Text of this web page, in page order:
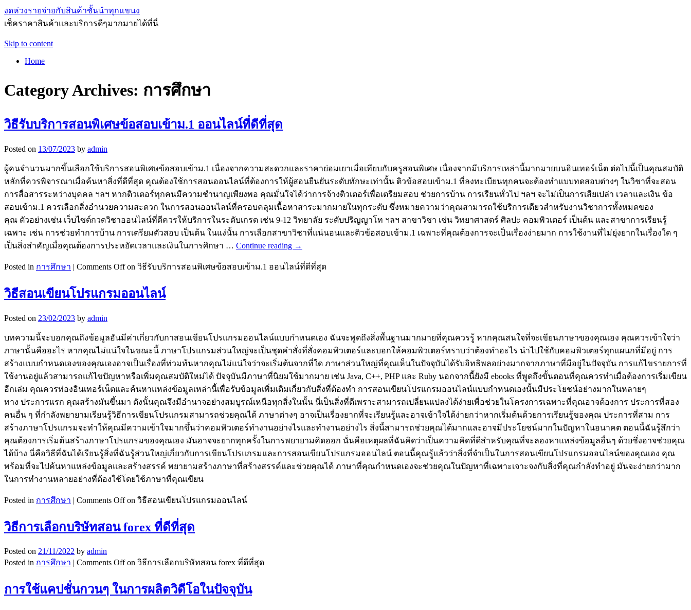
งดห่วงรายจ่ายกับสินค้าชั้นนำทุกแขนง
เช็คราคาสินค้าและบริการดีๆมากมายได้ที่นี่
Skip to content
Home
Category Archives: การศึกษา
วิธีรับบริการสอนพิเศษข้อสอบเข้าม.1 ออนไลน์ที่ดีที่สุด
Posted on 13/07/2023 by admin
ผู้คนจำนวนมากขึ้นเลือกใช้บริการสอนพิเศษข้อสอบเข้าม.1 เนื่องจากความสะดวกและราคาย่อมเยาเมื่อเทียบกับครูสอนพิเศษ เนื่องจากมีบริการเหล่านี้มากมายบนอินเทอร์เน็ต ต่อไปนี้เป็นคุณสมบัติ
หลักที่ควรพิจารณาเมื่อค้นหาสิ่งที่ดีที่สุด คุณต้องใช้การสอนออนไลน์ที่ต้องการให้ผู้สอนยืนยันระดับทักษะเท่านั้น ติวข้อสอบเข้าม.1 ที่ลงทะเบียนทุกคนจะต้องทำแบบทดสอบต่างๆ ในวิชาที่จะสอน
การสื่อสารระหว่างบุคคล ฯลฯ หากติวเตอร์ทุกคนมีความชำนาญเพียงพอ คุณมั่นใจได้ว่าการจ้างติวเตอร์เพื่อเตรียมสอบ ช่วยการบ้าน การเรียนทั่วไป ฯลฯ จะไม่เป็นการเสียเปล่า เวลาและเงิน ข้อ
สอบเข้าม.1 ควรเลือกสิ่งอำนวยความสะดวก ในการสอนออนไลน์ที่ครอบคลุมเนื้อหาสาระมากมายในทุกระดับ ซึ่งหมายความว่าคุณสามารถใช้บริการเดียวสำหรับงานวิชาการทั้งหมดของ
คุณ ตัวอย่างเช่น เว็บไซต์กวดวิชาออนไลน์ที่ดีควรให้บริการในระดับเกรด เช่น 9-12 วิทยาลัย ระดับปริญญาโท ฯลฯ สาขาวิชา เช่น วิทยาศาสตร์ ศิลปะ คอมพิวเตอร์ เป็นต้น และสาขาการเรียนรู้
เฉพาะ เช่น การช่วยทำการบ้าน การเตรียมตัวสอบ เป็นต้น ในแง่นั้น การเลือกสาขาวิชาที่แน่นอนและติวข้อสอบเข้าม.1 เฉพาะที่คุณต้องการจะเป็นเรื่องง่ายมาก การใช้งานที่ไม่ยุ่งยากในเรื่องใด ๆ
เป็นสิ่งสำคัญเมื่อคุณต้องการประหยัดเวลาและเงินในการศึกษา … Continue reading →
Posted in การศึกษา | Comments Offon วิธีรับบริการสอนพิเศษข้อสอบเข้าม.1 ออนไลน์ที่ดีที่สุด
วิธีสอนเขียนโปรแกรมออนไลน์
Posted on 23/02/2023 by admin
บทความนี้จะบอกคุณถึงข้อมูลอันมีค่าเกี่ยวกับกาสอนเขียนโปรแกรมออนไลน์แบบกำหนดเอง ฉันจะพูดถึงสิ่งพื้นฐานมากมายที่คุณควรรู้ หากคุณสนใจที่จะเขียนภาษาของคุณเอง คุณควรเข้าใจว่า
ภาษานั้นคืออะไร หากคุณไม่แน่ใจในขณะนี้ ภาษาโปรแกรมส่วนใหญ่จะเป็นชุดคำสั่งที่สั่งคอมพิวเตอร์และบอกให้คอมพิวเตอร์ทราบว่าต้องทำอะไร นำไปใช้กับคอมพิวเตอร์ทุกแผนกที่มีอยู่ การ
สร้างแบบกำหนดเองของคุณเองอาจเป็นเรื่องที่ท่วมท้นหากคุณไม่แน่ใจว่าจะเริ่มต้นจากที่ใด ภาษาส่วนใหญ่ที่คุณเห็นในปัจจุบันได้รับอิทธิพลอย่างมากจากภาษาที่มีอยู่ในปัจจุบัน การแก้ไขรายการที่
ใช้งานอยู่แล้วสามารถแก้ไขปัญหาหรือเพิ่มคุณสมบัติใหม่ได้ ปัจจุบันมีภาษาที่นิยมใช้มากมาย เช่น Java, C++, PHP และ Ruby นอกจากนี้ยังมี ebooks ที่พูดถึงขั้นตอนที่คุณควรทำเมื่อต้องการเริ่มเขียน
อีกเล่ม คุณควรท่องอินเทอร์เน็ตและค้นหาแหล่งข้อมูลเหล่านี้เพื่อรับข้อมูลเพิ่มเติมเกี่ยวกับสิ่งที่ต้องทำ การสอนเขียนโปรแกรมออนไลน์แบบกำหนดเองนั้นมีประโยชน์อย่างมากในหลายๆ
ทาง ประการแรก คุณสร้างมันขึ้นมา ดังนั้นคุณจึงมีอำนาจอย่างสมบูรณ์เหนือทุกสิ่งในนั้น นี่เป็นสิ่งที่ดีเพราะสามารถเปลี่ยนแปลงได้ง่ายเพื่อช่วยในโครงการเฉพาะที่คุณอาจต้องการ ประการที่สอง
คนอื่น ๆ ที่กำลังพยายามเรียนรู้วิธีการเขียนโปรแกรมสามารถช่วยคุณได้ ภาษาต่างๆ อาจเป็นเรื่องยากที่จะเรียนรู้และอาจเข้าใจได้ง่ายกว่าหากเริ่มต้นด้วยการเรียนรู้ของคุณ ประการที่สาม การ
สร้างภาษาโปรแกรมจะทำให้คุณมีความเข้าใจมากขึ้นว่าคอมพิวเตอร์ทำงานอย่างไรและทำงานอย่างไร สิ่งนี้สามารถช่วยคุณได้มากและอาจมีประโยชน์มากในปัญหาในอนาคต ตอนนี้ฉันรู้สึกว่า
คุณต้องการเริ่มต้นสร้างภาษาโปรแกรมของคุณเอง มันอาจจะยากทุกครั้งในการพยายามคิดออก นั่นคือเหตุผลที่ฉันคิดว่าเป็นความคิดที่ดีสำหรับคุณที่จะลองหาแหล่งข้อมูลอื่นๆ ด้วยซึ่งอาจช่วยคุณ
ได้บ้าง นี่คือวิธีที่ฉันได้เรียนรู้สิ่งที่ฉันรู้ส่วนใหญ่เกี่ยวกับการเขียนโปรแกรมและการสอนเขียนโปรแกรมออนไลน์ ตอนนี้คุณรู้แล้วว่าสิ่งที่จำเป็นในการสอนเขียนโปรแกรมออนไลน์ของคุณเอง คุณ
พร้อมที่จะไปค้นหาแหล่งข้อมูลและสร้างสรรค์ พยายามสร้างภาษาที่สร้างสรรค์และช่วยคุณได้ ภาษาที่คุณกำหนดเองจะช่วยคุณในปัญหาที่เฉพาะเจาะจงกับสิ่งที่คุณกำลังทำอยู่ มันจะง่ายกว่ามาก
ในการทำงานหลายอย่างที่ต้องใช้โดยใช้ภาษาที่คุณเขียน
Posted in การศึกษา | Comments Offon วิธีสอนเขียนโปรแกรมออนไลน์
วิธีการเลือกบริษัทสอน forex ที่ดีที่สุด
Posted on 21/11/2022 by admin
Posted in การศึกษา | Comments Offon วิธีการเลือกบริษัทสอน forex ที่ดีที่สุด
การใช้แคปชั่นกวนๆ ในการผลิตวิดีโอในปัจจุบัน